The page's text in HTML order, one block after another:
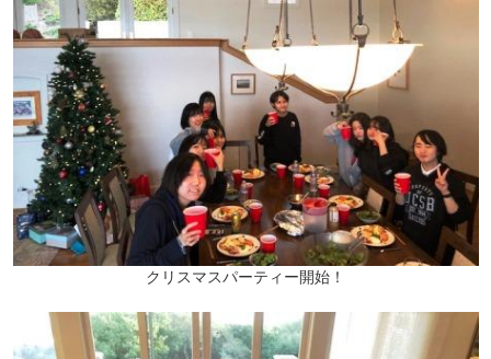
クリスマスパーティー開始！